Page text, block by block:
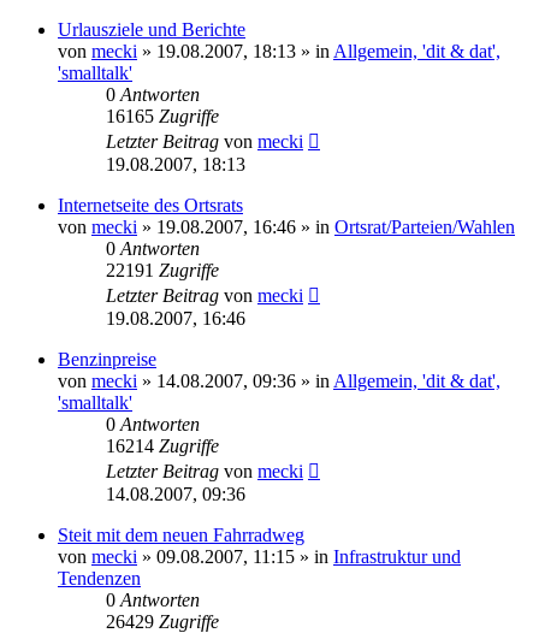
Urlausziele und Berichte
von mecki » 19.08.2007, 18:13 » in Allgemein, 'dit & dat',
'smalltalk'
0 Antworten
16165 Zugriffe
Letzter Beitrag von mecki
19.08.2007, 18:13
Internetseite des Ortsrats
von mecki » 19.08.2007, 16:46 » in Ortsrat/Parteien/Wahlen
0 Antworten
22191 Zugriffe
Letzter Beitrag von mecki
19.08.2007, 16:46
Benzinpreise
von mecki » 14.08.2007, 09:36 » in Allgemein, 'dit & dat',
'smalltalk'
0 Antworten
16214 Zugriffe
Letzter Beitrag von mecki
14.08.2007, 09:36
Steit mit dem neuen Fahrradweg
von mecki » 09.08.2007, 11:15 » in Infrastruktur und
Tendenzen
0 Antworten
26429 Zugriffe